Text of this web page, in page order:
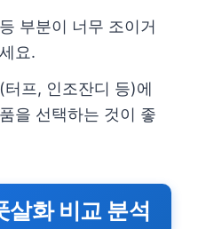
부분이 너무 조이거
요.
프, 인조잔디 등)에
을 선택하는 것이 좋
살화 비교 분석